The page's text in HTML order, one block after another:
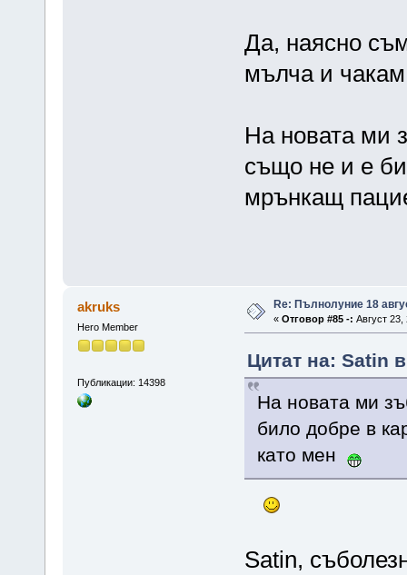
Да, наясно
мълча и
На новата ми
също не и е
мрънкащ
akruks
Hero Member
Публикации: 14398
Re: Пълнолуние 18
« Отговор #85 -: Август
Цитат на: Satin
На новата ми
било добре в
като мен
Satin,